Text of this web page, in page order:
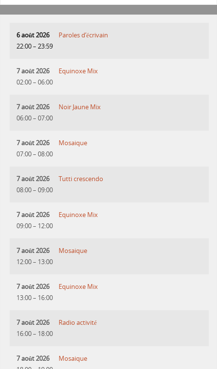
6 août 2026
22:00– 23:59
Paroles d’écrivain
7 août 2026
02:00– 06:00
Equinoxe Mix
7 août 2026
06:00– 07:00
Noir Jaune Mix
7 août 2026
07:00– 08:00
Mosaique
7 août 2026
08:00– 09:00
Tutti crescendo
7 août 2026
09:00– 12:00
Equinoxe Mix
7 août 2026
12:00– 13:00
Mosaique
7 août 2026
13:00– 16:00
Equinoxe Mix
7 août 2026
16:00– 18:00
Radio activité
7 août 2026
Mosaique